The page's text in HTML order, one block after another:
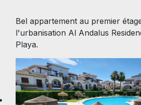
Bel appartement au premier
l'urbanisation Al Andalus
Playa.